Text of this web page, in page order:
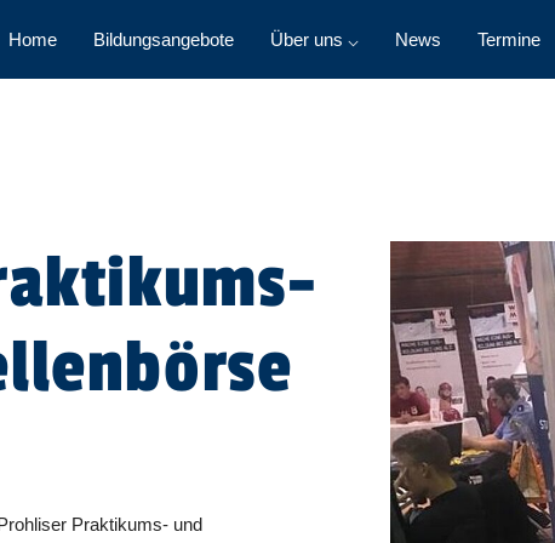
Home Bildungsangebote Über uns ⌵ News Termine
Praktikums- und